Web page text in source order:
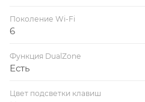
Поколение Wi-Fi
6
Функция DualZone
Есть
Цвет подсветки клавиш